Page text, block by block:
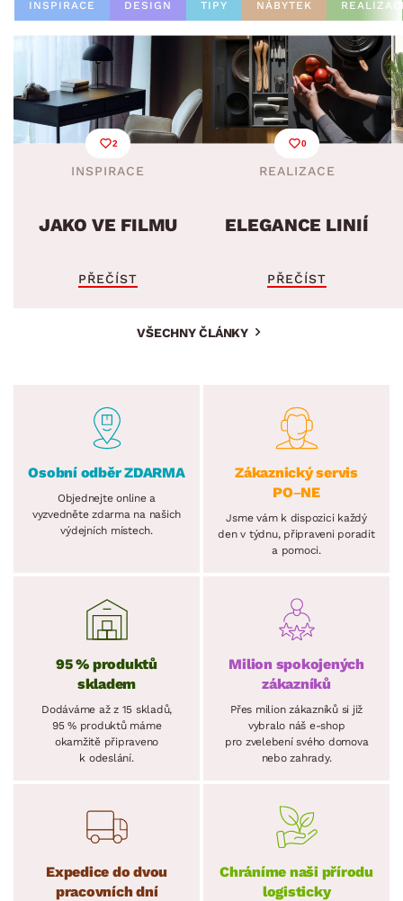
INSPIRACE DESIGN TIPY NÁBYTEK
2
INSPIRACE
JAKO VE FILMU
PŘEČÍST
0
REALIZACE
ELEGANCE LINIÍ
PŘEČÍST
VŠECHNY ČLÁNKY
Osobní odběr ZDARMA
Objednejte online a
vyzvedněte zdarma na našich
výdejních místech.
Zákaznický servis
PO–NE
Jsme vám k dispozici každý
den v týdnu, připraveni poradit
a pomoci.
95 % produktů
skladem
Dodáváme až z 15 skladů,
95 % produktů máme
okamžitě připraveno
k odeslání.
Milion spokojených
zákazníků
Přes milion zákazníků si již
vybralo náš e-shop
pro zvelebení svého domova
nebo zahrady.
Expedice do dvou
pracovních dní
Chráníme naši přírodu
logisticky